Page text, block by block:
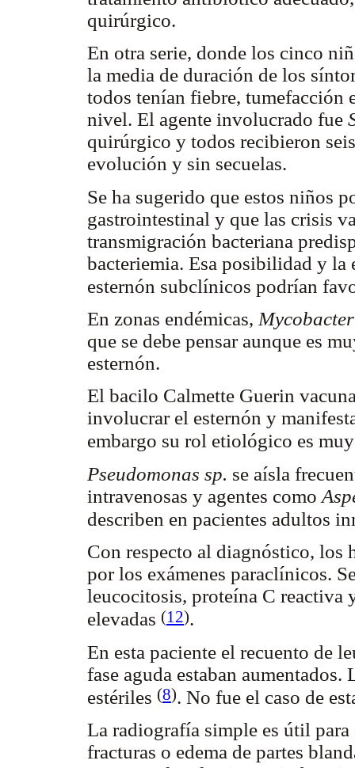
quirúrgico.
En otra serie, donde los cinco
la media de duración de los
todos tenían fiebre, tumefacción
nivel. El agente involucrado fue
quirúrgico y todos recibieron
evolución y sin secuelas.
Se ha sugerido que estos niños
gastrointestinal y que las crisis
transmigración bacteriana
bacteriemia. Esa posibilidad y
esternón subclínicos podrían
En zonas endémicas,
que se debe pensar aunque es
esternón.
El bacilo Calmette Guerin
involucrar el esternón y
embargo su rol etiológico es
Pseudomonas sp. se aísla
intravenosas y agentes como
describen en pacientes adultos
Con respecto al diagnóstico, los
por los exámenes paraclínicos.
leucocitosis, proteína C reactiva
elevadas (12).
En esta paciente el recuento de
fase aguda estaban
estériles (8). No fue el caso de
La radiografía simple es útil para
fracturas o edema de partes